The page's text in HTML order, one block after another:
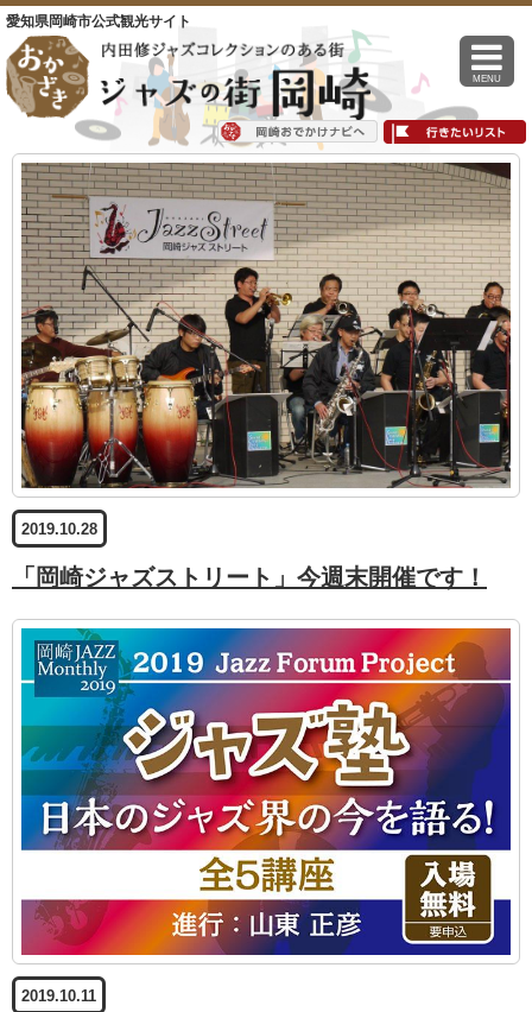
愛知県岡崎市公式観光サイト
MENU
2019.10.28
「岡崎ジャズストリート」今週末開催です！
2019.10.11